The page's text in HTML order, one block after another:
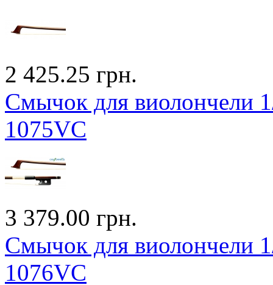
2 425.25 грн.
Смычок для виолончели
1075VC
3 379.00 грн.
Смычок для виолончели
1076VC